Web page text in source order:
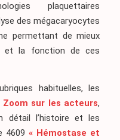
plaquettaires
des mégacaryocytes
permettant de mieux
et la fonction de ces
habituelles, les
Zoom sur les acteurs,
détail l’histoire et les
4609« Hémostase et